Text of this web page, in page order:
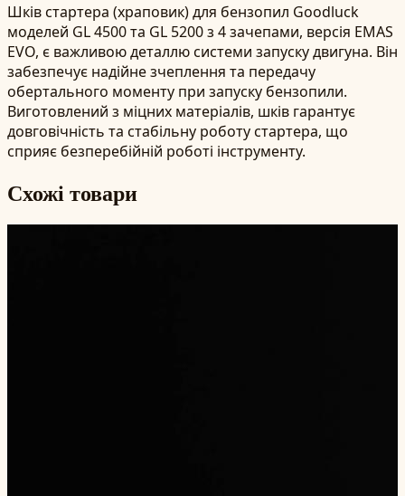
Шків стартера (храповик) для бензопил Goodluck
моделей GL 4500 та GL 5200 з 4 зачепами, версія EMAS
EVO, є важливою деталлю системи запуску двигуна. Він
забезпечує надійне зчеплення та передачу
обертального моменту при запуску бензопили.
Виготовлений з міцних матеріалів, шків гарантує
довговічність та стабільну роботу стартера, що
сприяє безперебійній роботі інструменту.
Схожі товари